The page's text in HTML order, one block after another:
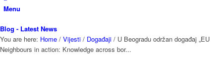
Menu
Blog - Latest News
You are here: Home / Vijesti / Događaji / U Beogradu održan događaj „EU
Neighbours in action: Knowledge across bor...